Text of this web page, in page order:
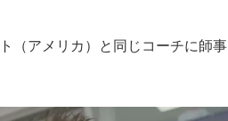
（アメリカ）と同じコーチに師事